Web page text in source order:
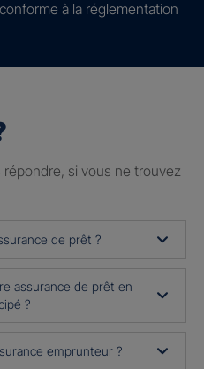
à la réglementation
si vous ne trouvez
de prêt ?
assurance de prêt en
?
emprunteur ?